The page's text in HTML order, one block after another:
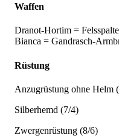
Waffen
Dranot-Hortim =
Bianca = Gandrasch-
Rüstung
Anzugrüstung ohne Helm
Silberhemd (7/4)
Zwergenrüstung (8/6)